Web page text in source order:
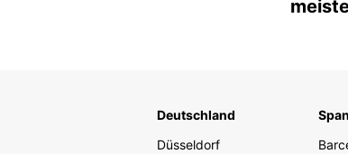
Deutschland
Düsseldorf